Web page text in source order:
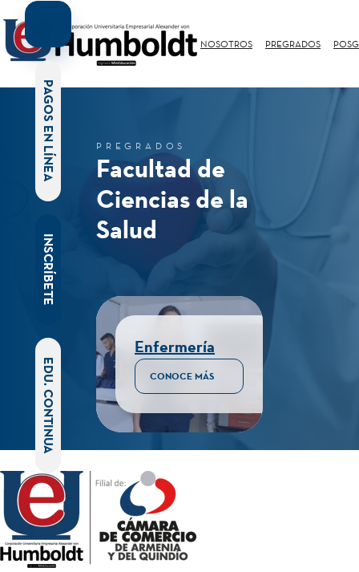
NOSOTROS PREGRADOS
PREGRADOS
Facultad de
Ciencias de la
Salud
Enfermería
CONOCE MÁS
PAGOS EN LÍNEA
INSCRÍBETE
EDU. CONTINUA